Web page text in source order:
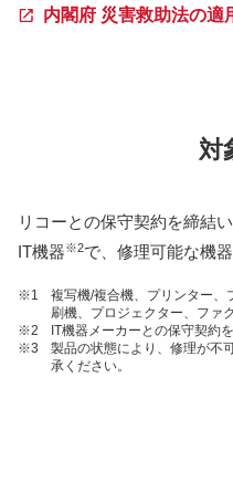
内閣府 災害救助法の適
対
リコーとの保守契約を締結
IT機器※2で、修理可能な機器
※1
複写機/複合機、プリンター、
刷機、プロジェクター、ファ
※2
IT機器メーカーとの保守契約
※3
製品の状態により、修理が不
承ください。